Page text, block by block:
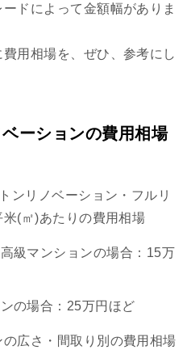
ドによって金額幅がありま
用相場を、ぜひ、参考にし
ーションの費用相場
ンリノベーション・フルリ
米(㎡)あたりの費用相場
級マンションの場合：15万
の場合：25万円ほど
広さ・間取り別の費用相場